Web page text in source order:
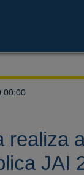
00:00
realiza
JAI